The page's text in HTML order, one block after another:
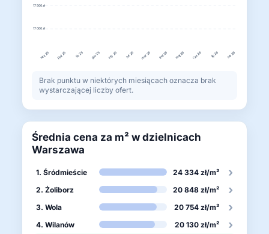
17 000 zł
17 500 zł
wrz 25 paź 25 lis 25 gru 25 sty 26 lut 26 mar 26 kwi 26 maj 26 cze 26 lip 26 sie 26
Brak punktu w niektórych miesiącach oznacza brak
wystarczającej liczby ofert.
Średnia cena za m² w dzielnicach
Warszawa
1. Śródmieście 24 334 zł/m² ›
2. Żoliborz 20 848 zł/m² ›
3. Wola 20 754 zł/m² ›
4. Wilanów 20 130 zł/m² ›